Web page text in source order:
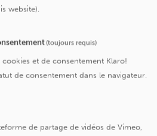
Saint-Luc
website).
(toujours requis)
et de consentement Klaro!
de consentement dans le navigateur.
de partage de vidéos de Vimeo,